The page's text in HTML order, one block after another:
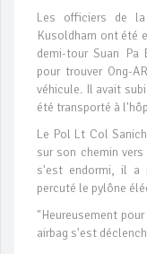
Les officiers de
Kusoldham ont été
demi-tour Suan Pa
pour trouver Ong-
véhicule. Il avait
été transporté à
Le Pol Lt Col
sur son chemin
s'est endormi, il a
percuté le pylône
"Heureusement
airbag s'est